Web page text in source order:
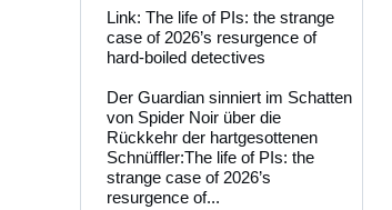
Link: The life of PIs: the strange
case of 2026’s resurgence of
hard-boiled detectives
Der Guardian sinniert im Schatten
von Spider Noir über die
Rückkehr der hartgesottenen
Schnüffler:The life of PIs: the
strange case of 2026’s
resurgence of...